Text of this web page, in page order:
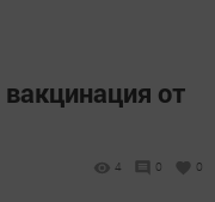
от
4 0 0